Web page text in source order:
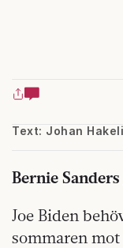
Text: Johan
Bernie Sanders
Joe Biden
sommaren